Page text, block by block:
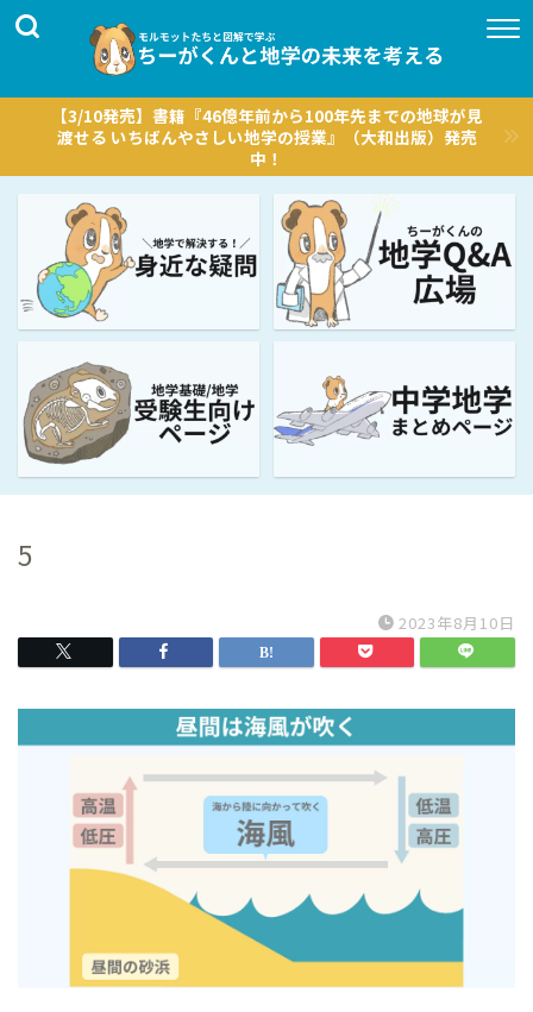
【3/10発売】書籍『46億年前から100年先までの地球が見
渡せる いちばんやさしい地学の授業』（大和出版）発売
中！
5
2023年8月10日